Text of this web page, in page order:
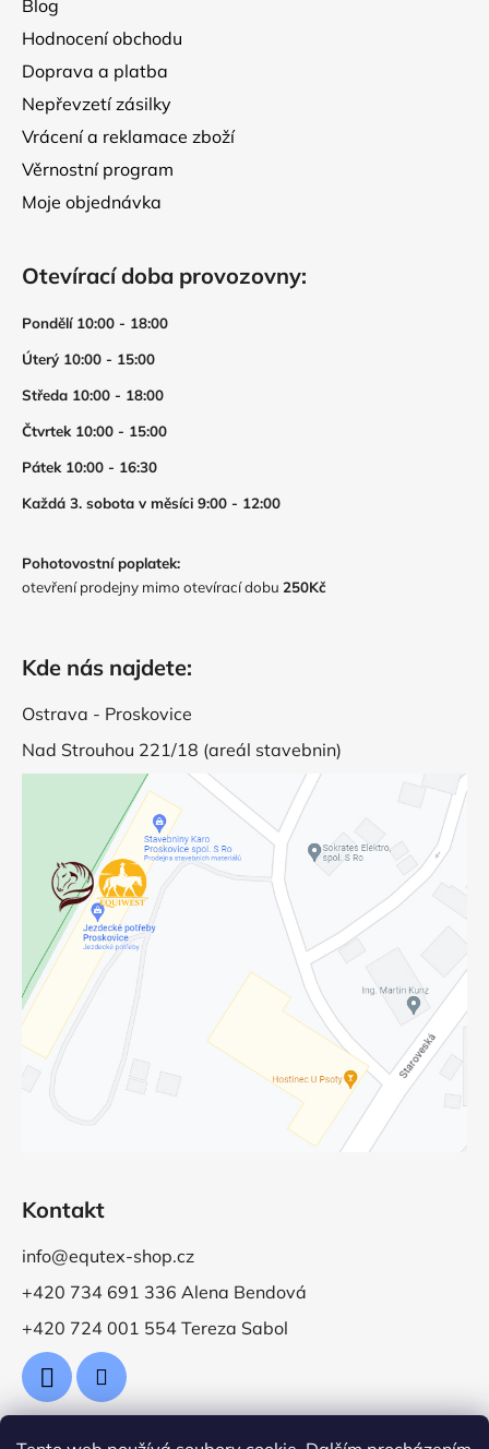
Blog
Hodnocení obchodu
Doprava a platba
Nepřevzetí zásilky
Vrácení a reklamace zboží
Věrnostní program
Moje objednávka
Otevírací doba provozovny:
Pondělí 10:00 - 18:00
Úterý 10:00 - 15:00
Středa 10:00 - 18:00
Čtvrtek 10:00 - 15:00
Pátek 10:00 - 16:30
Každá 3. sobota v měsíci 9:00 - 12:00
Pohotovostní poplatek:
otevření prodejny mimo otevírací dobu 250Kč
Kde nás najdete:
Ostrava - Proskovice
Nad Strouhou 221/18 (areál stavebnin)
Kontakt
info@equtex-shop.cz
+420 734 691 336 Alena Bendová
+420 724 001 554 Tereza Sabol